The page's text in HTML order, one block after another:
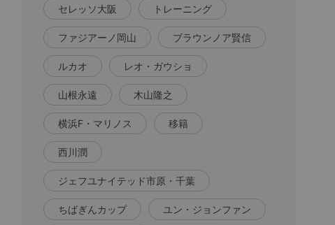
セレッソ大阪 トレーニング
ファジアーノ岡山 ブラウンノア賢信
ルカオ レオ・ガウショ
山根永遠 木山隆之
横浜F・マリノス 移籍
西川潤
ジェフユナイテッド市原・千葉
ちばぎんカップ ユン・ジョンファン